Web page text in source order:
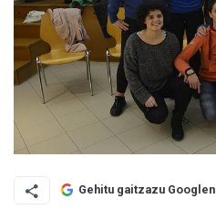
Gehitu gaitzazu Googlen